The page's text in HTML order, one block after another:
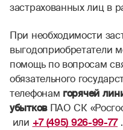
застрахованных лиц в
При необходимости
выгодоприобретатели
помощь по вопросам
обязательного
телефонам горячей
убытковПАО СК
или +7 (495) 926-99-77 .